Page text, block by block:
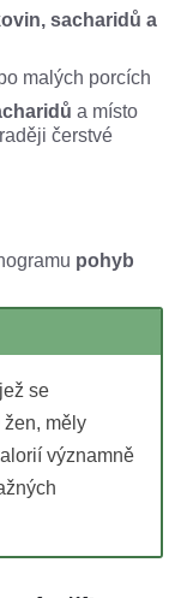
sacharidů a
malých porcích
a místo
čerstvé
pohyb
se
měly
významně